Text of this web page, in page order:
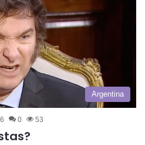
Argentina
0 53